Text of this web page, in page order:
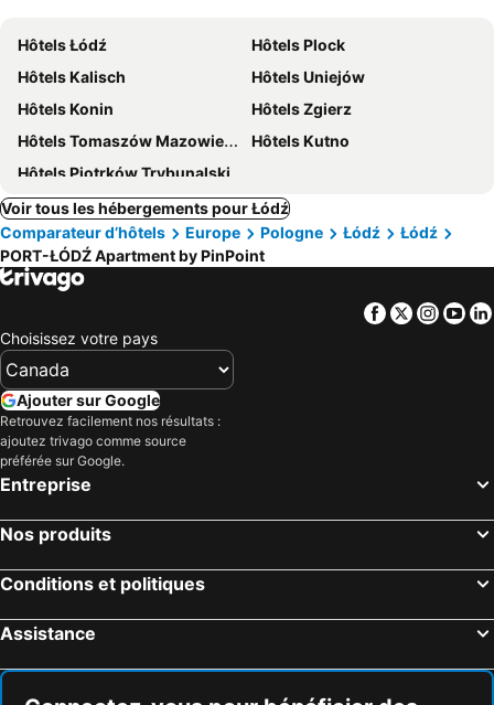
Hôtels Łódź
Hôtels Plock
Hôtels Kalisch
Hôtels Uniejów
Hôtels Konin
Hôtels Zgierz
Hôtels Tomaszów Mazowiecki
Hôtels Kutno
Hôtels Piotrków Trybunalski
Voir tous les hébergements pour Łódź
Comparateur d’hôtels
Europe Pologne Łódź
Łódź
PORT-ŁÓDŹ Apartment by PinPoint
Facebook
Twitter
Choisissez votre pays
Ajouter sur Google
Retrouvez facilement nos résultats :
ajoutez trivago comme source
préférée sur Google.
Entreprise
Nos produits
Conditions et politiques
Assistance